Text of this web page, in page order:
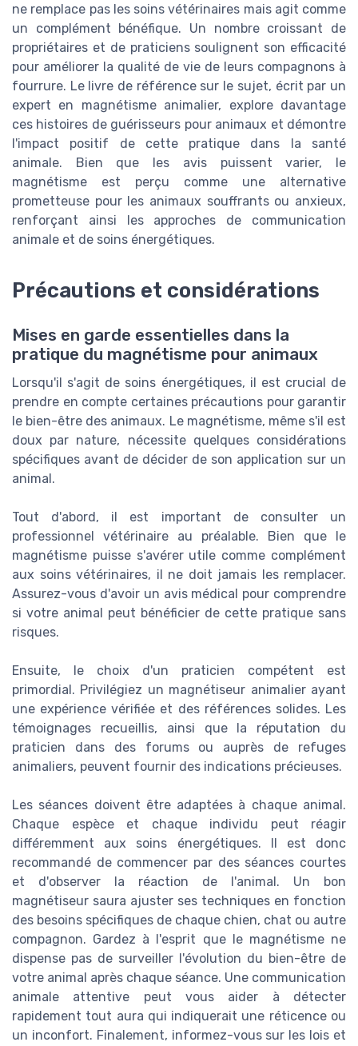
ne remplace pas les soins vétérinaires mais agit comme
un complément bénéfique. Un nombre croissant de
propriétaires et de praticiens soulignent son efficacité
pour améliorer la qualité de vie de leurs compagnons à
fourrure. Le livre de référence sur le sujet, écrit par un
expert en magnétisme animalier, explore davantage
ces histoires de guérisseurs pour animaux et démontre
l'impact positif de cette pratique dans la santé
animale. Bien que les avis puissent varier, le
magnétisme est perçu comme une alternative
prometteuse pour les animaux souffrants ou anxieux,
renforçant ainsi les approches de communication
animale et de soins énergétiques.
Précautions et considérations
Mises en garde essentielles dans la
pratique du magnétisme pour animaux
Lorsqu'il s'agit de soins énergétiques, il est crucial de
prendre en compte certaines précautions pour garantir
le bien-être des animaux. Le magnétisme, même s'il est
doux par nature, nécessite quelques considérations
spécifiques avant de décider de son application sur un
animal.
Tout d'abord, il est important de consulter un
professionnel vétérinaire au préalable. Bien que le
magnétisme puisse s'avérer utile comme complément
aux soins vétérinaires, il ne doit jamais les remplacer.
Assurez-vous d'avoir un avis médical pour comprendre
si votre animal peut bénéficier de cette pratique sans
risques.
Ensuite, le choix d'un praticien compétent est
primordial. Privilégiez un magnétiseur animalier ayant
une expérience vérifiée et des références solides. Les
témoignages recueillis, ainsi que la réputation du
praticien dans des forums ou auprès de refuges
animaliers, peuvent fournir des indications précieuses.
Les séances doivent être adaptées à chaque animal.
Chaque espèce et chaque individu peut réagir
différemment aux soins énergétiques. Il est donc
recommandé de commencer par des séances courtes
et d'observer la réaction de l'animal. Un bon
magnétiseur saura ajuster ses techniques en fonction
des besoins spécifiques de chaque chien, chat ou autre
compagnon. Gardez à l'esprit que le magnétisme ne
dispense pas de surveiller l'évolution du bien-être de
votre animal après chaque séance. Une communication
animale attentive peut vous aider à détecter
rapidement tout aura qui indiquerait une réticence ou
un inconfort. Finalement, informez-vous sur les lois et